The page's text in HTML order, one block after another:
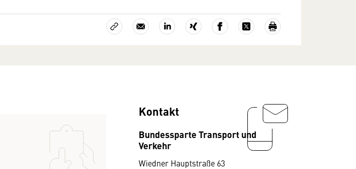
Kontakt
Bundessparte Transport und
Verkehr
Wiedner Hauptstraße 63